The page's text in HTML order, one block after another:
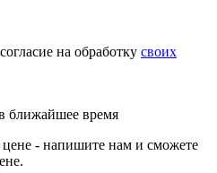
на обработку своих
ближайшее время
- напишите нам и сможете